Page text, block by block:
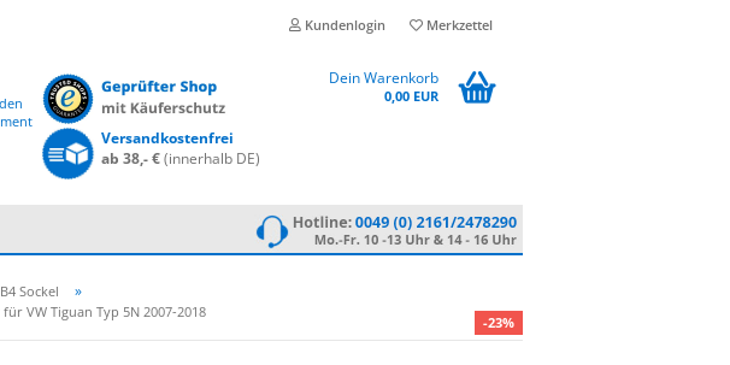
Kundenlogin Merkzettel
Versandkostenfrei
ab 38,- €(innerhalb DE)
Dein Warenkorb
0,00 EUR
Sockel »
VW Tiguan Typ 5N 2007-2018
-23%